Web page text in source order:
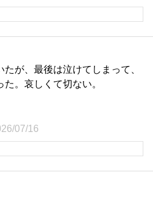
が、最後は泣けてしまって、
。哀しくて切ない。
07/16